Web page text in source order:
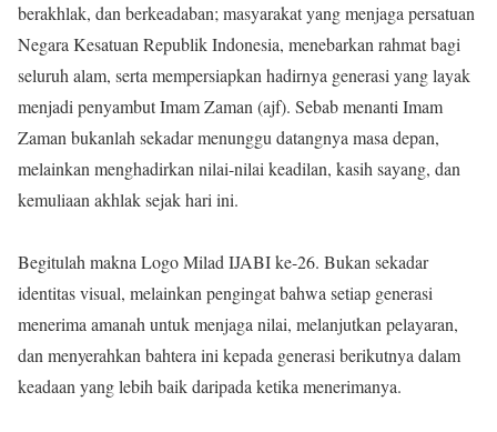
berakhlak, dan berkeadaban; masyarakat yang menjaga persatuan
Negara Kesatuan Republik Indonesia, menebarkan rahmat bagi
seluruh alam, serta mempersiapkan hadirnya generasi yang layak
menjadi penyambut Imam Zaman (ajf). Sebab menanti Imam
Zaman bukanlah sekadar menunggu datangnya masa depan,
melainkan menghadirkan nilai-nilai keadilan, kasih sayang, dan
kemuliaan akhlak sejak hari ini.
Begitulah makna Logo Milad IJABI ke-26. Bukan sekadar
identitas visual, melainkan pengingat bahwa setiap generasi
menerima amanah untuk menjaga nilai, melanjutkan pelayaran,
dan menyerahkan bahtera ini kepada generasi berikutnya dalam
keadaan yang lebih baik daripada ketika menerimanya.